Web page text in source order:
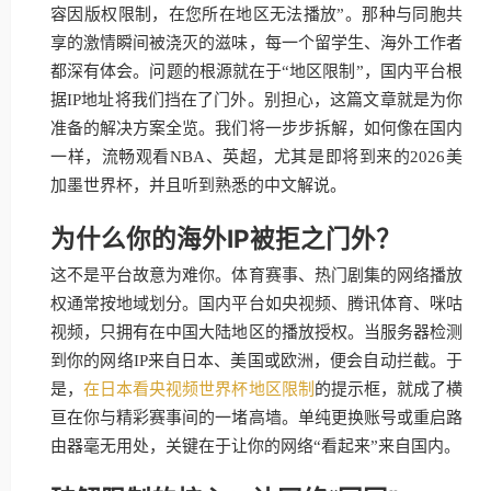
容因版权限制，在您所在地区无法播放”。那种与同胞共
享的激情瞬间被浇灭的滋味，每一个留学生、海外工作者
都深有体会。问题的根源就在于“地区限制”，国内平台根
据IP地址将我们挡在了门外。别担心，这篇文章就是为你
准备的解决方案全览。我们将一步步拆解，如何像在国内
一样，流畅观看NBA、英超，尤其是即将到来的2026美
加墨世界杯，并且听到熟悉的中文解说。
为什么你的海外IP被拒之门外？
这不是平台故意为难你。体育赛事、热门剧集的网络播放
权通常按地域划分。国内平台如央视频、腾讯体育、咪咕
视频，只拥有在中国大陆地区的播放授权。当服务器检测
到你的网络IP来自日本、美国或欧洲，便会自动拦截。于
是，在日本看央视频世界杯地区限制 的提示框，就成了横
亘在你与精彩赛事间的一堵高墙。单纯更换账号或重启路
由器毫无用处，关键在于让你的网络“看起来”来自国内。